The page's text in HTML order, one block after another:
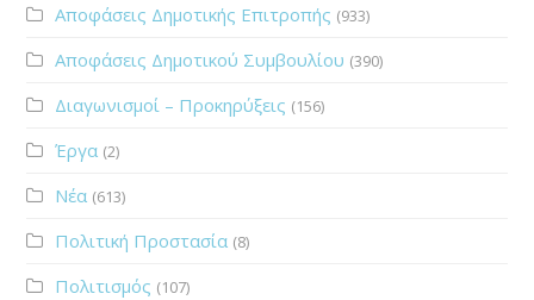
Αποφάσεις Δημοτικής Επιτροπής (933)
Αποφάσεις Δημοτικού Συμβουλίου (390)
Διαγωνισμοί – Προκηρύξεις (156)
Έργα (2)
Νέα (613)
Πολιτική Προστασία (8)
Πολιτισμός (107)